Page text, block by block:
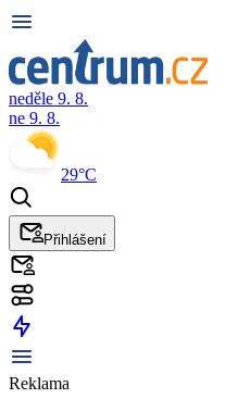
neděle 9. 8.
ne 9. 8.
29°C
Přihlášení
Reklama